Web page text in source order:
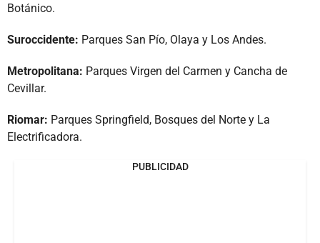
Botánico.
Suroccidente: Parques San Pío, Olaya y Los Andes.
Metropolitana: Parques Virgen del Carmen y Cancha de
Cevillar.
Riomar: Parques Springfield, Bosques del Norte y La
Electrificadora.
PUBLICIDAD